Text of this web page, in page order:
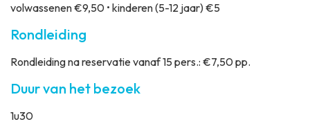
volwassenen €9,50 • kinderen (5-12 jaar) €5
Rondleiding
Rondleiding na reservatie vanaf 15 pers.: €7,50 pp.
Duur van het bezoek
1u30